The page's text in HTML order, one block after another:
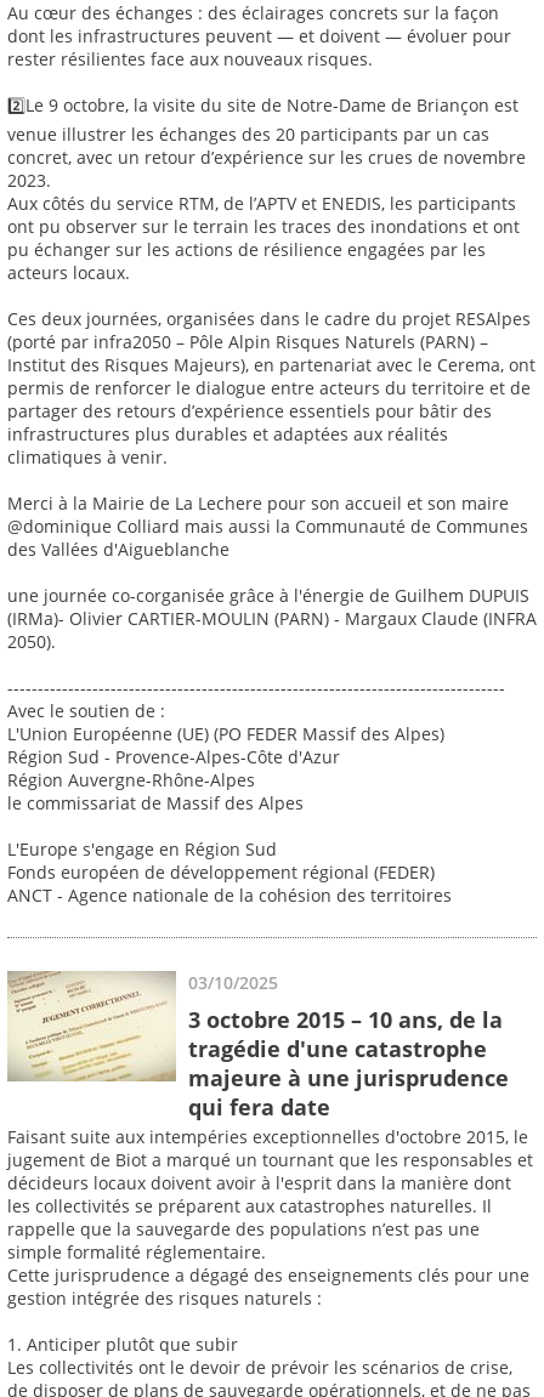
Au cœur des échanges : des éclairages concrets sur la façon
dont les infrastructures peuvent — et doivent — évoluer pour
rester résilientes face aux nouveaux risques.
2️⃣Le 9 octobre, la visite du site de Notre-Dame de Briançon est
venue illustrer les échanges des 20 participants par un cas
concret, avec un retour d’expérience sur les crues de novembre
2023.
Aux côtés du service RTM, de l’APTV et ENEDIS, les participants
ont pu observer sur le terrain les traces des inondations et ont
pu échanger sur les actions de résilience engagées par les
acteurs locaux.
Ces deux journées, organisées dans le cadre du projet RESAlpes
(porté par infra2050 – Pôle Alpin Risques Naturels (PARN) –
Institut des Risques Majeurs), en partenariat avec le Cerema, ont
permis de renforcer le dialogue entre acteurs du territoire et de
partager des retours d’expérience essentiels pour bâtir des
infrastructures plus durables et adaptées aux réalités
climatiques à venir.
Merci à la Mairie de La Lechere pour son accueil et son maire
@dominique Colliard mais aussi la Communauté de Communes
des Vallées d'Aigueblanche
une journée co-corganisée grâce à l'énergie de Guilhem DUPUIS
(IRMa)- Olivier CARTIER-MOULIN (PARN) - Margaux Claude (INFRA
2050).
----------------------------------------------------------------------------------
Avec le soutien de :
L'Union Européenne (UE) (PO FEDER Massif des Alpes)
Région Sud - Provence-Alpes-Côte d'Azur
Région Auvergne-Rhône-Alpes
le commissariat de Massif des Alpes
L'Europe s'engage en Région Sud
Fonds européen de développement régional (FEDER)
ANCT - Agence nationale de la cohésion des territoires
03/10/2025
3 octobre 2015 – 10 ans, de la
tragédie d'une catastrophe
majeure à une jurisprudence
qui fera date
Faisant suite aux intempéries exceptionnelles d'octobre 2015, le
jugement de Biot a marqué un tournant que les responsables et
décideurs locaux doivent avoir à l'esprit dans la manière dont
les collectivités se préparent aux catastrophes naturelles. Il
rappelle que la sauvegarde des populations n’est pas une
simple formalité réglementaire.
Cette jurisprudence a dégagé des enseignements clés pour une
gestion intégrée des risques naturels :
1. Anticiper plutôt que subir
Les collectivités ont le devoir de prévoir les scénarios de crise,
de disposer de plans de sauvegarde opérationnels, et de ne pas